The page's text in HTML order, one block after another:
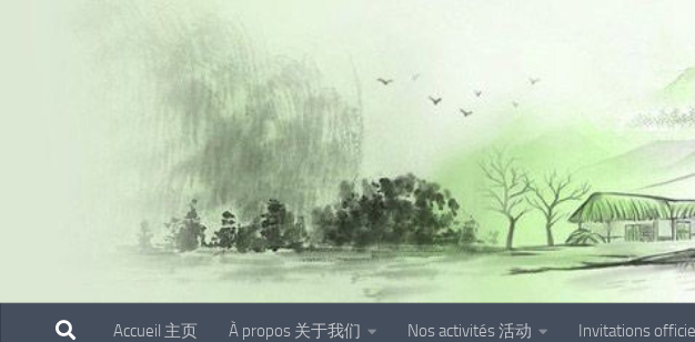
Accueil 主页 À propos 关于我们 Nos activités 活动 Invitations